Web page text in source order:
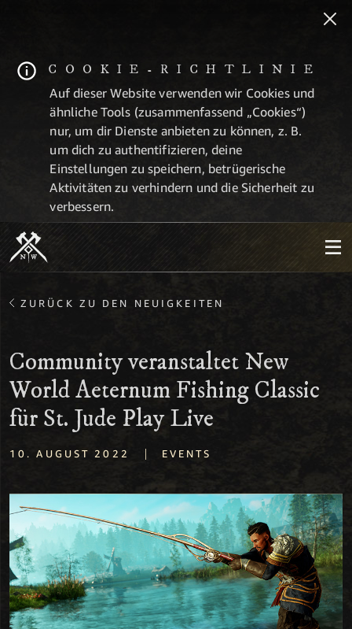
COOKIE-RICHTLINIE
Auf dieser Website verwenden wir Cookies und
ähnliche Tools (zusammenfassend „Cookies“)
nur, um dir Dienste anbieten zu können, z. B.
um dich zu authentifizieren, deine
Einstellungen zu speichern, betrügerische
Aktivitäten zu verhindern und die Sicherheit zu
verbessern.
ZURÜCK ZU DEN NEUIGKEITEN
Community veranstaltet New
World Aeternum Fishing Classic
für St. Jude Play Live
10. AUGUST 2022 | EVENTS